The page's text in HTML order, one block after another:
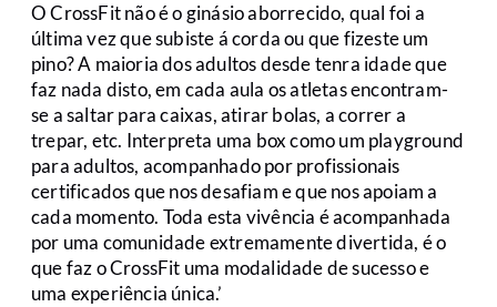
O CrossFit não é o ginásio aborrecido, qual foi a
última vez que subiste á corda ou que fizeste um
pino? A maioria dos adultos desde tenra idade que
faz nada disto, em cada aula os atletas encontram-
se a saltar para caixas, atirar bolas, a correr a
trepar, etc. Interpreta uma box como um playground
para adultos, acompanhado por profissionais
certificados que nos desafiam e que nos apoiam a
cada momento. Toda esta vivência é acompanhada
por uma comunidade extremamente divertida, é o
que faz o CrossFit uma modalidade de sucesso e
uma experiência única.’